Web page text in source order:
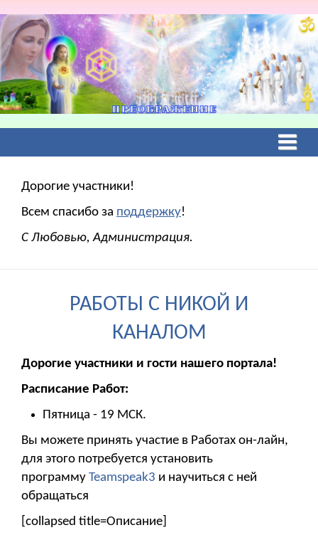
Дорогие участники!
Всем спасибо за поддержку!
С Любовью, Администрация.
РАБОТЫ С НИКОЙ И
КАНАЛОМ
Дорогие участники и гости нашего портала!
Расписание Работ:
Пятница - 19 МСК.
Вы можете принять участие в Работах он-лайн,
для этого потребуется установить
программу Teamspeak3 и научиться с ней
обращаться
[collapsed title=Описание]